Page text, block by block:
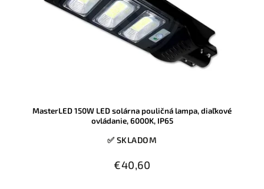
MasterLED 150W LED solárna pouličná lampa, diaľkové
ovládanie, 6000K, IP65
✅ SKLADOM
€40,60